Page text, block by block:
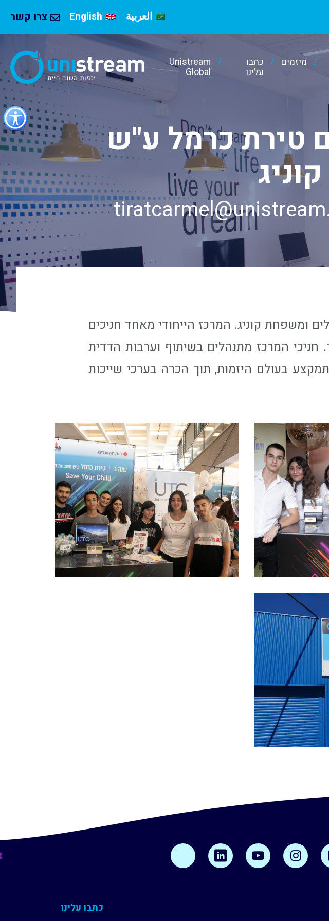
כפתור
לפתיחת
תפריט
נגישות
العربية English צרו קשר
מיזמים
כתבו
עלינו
Unistream
Global
טירת כרמל ע"ש
ומשפחת קוניג. המרכז הייחודי מאחד חניכים
חניכי המרכז מתנהלים בשיתוף וערבות הדדית
בעולם היזמות, תוך הכרה בערכי שייכות
כתבו עלינו